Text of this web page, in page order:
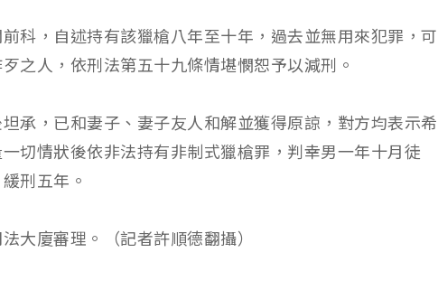
科，自述持有該獵槍八年至十年，過去並無用來犯罪，可
之人，依刑法第五十九條情堪憫恕予以減刑。
承，已和妻子、妻子友人和解並獲得原諒，對方均表示希
切情狀後依非法持有非制式獵槍罪，判幸男一年十月徒
刑五年。
大廈審理。（記者許順德翻攝）